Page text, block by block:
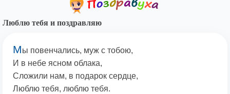
Люблю тебя и поздравляю
Мы повенчались, муж с тобою,
И в небе ясном облака,
Сложили нам, в подарок сердце,
Люблю тебя, люблю тебя.